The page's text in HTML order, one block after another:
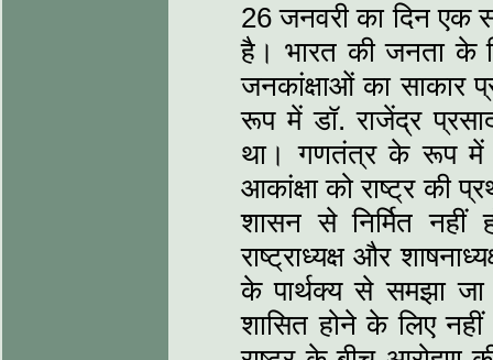
26 जनवरी का दिन एक
है। भारत की जनता के
जनकांक्षाओं का साकार
रूप में डॉ. राजेंद्र
था। गणतंत्र के रूप में
आकांक्षा को राष्‍ट्र की
शासन से निर्मित नहीं
राष्ट्राध्‍यक्ष और
के पार्थक्‍य से समझा
शासित होने के लिए